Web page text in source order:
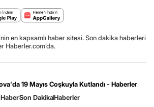
en kapsamlı haber sitesi. Son dakika haberleri
Haberler.com’da.
19 Mayıs Coşkuyla Kutlandı - Haberler
HaberSon DakikaHaberler